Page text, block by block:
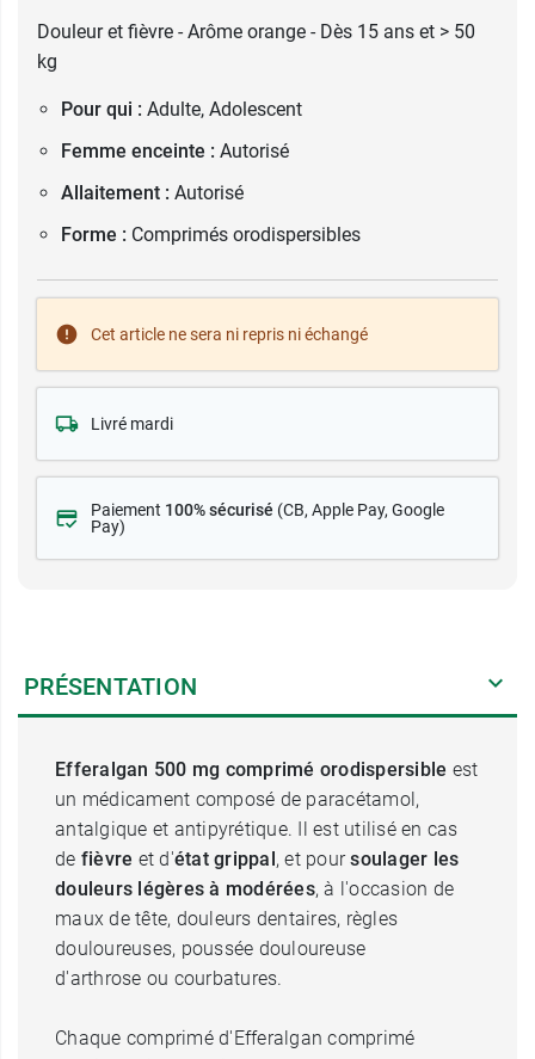
Douleur et fièvre - Arôme orange - Dès 15 ans et > 50
kg
Pour qui : Adulte, Adolescent
Femme enceinte : Autorisé
Allaitement : Autorisé
Forme : Comprimés orodispersibles
Cet article ne sera ni repris ni échangé
Livré mardi
Paiement 100% sécurisé (CB, Apple Pay, Google
Pay)
PRÉSENTATION
Efferalgan 500 mg comprimé orodispersible est
un médicament composé de paracétamol,
antalgique et antipyrétique. Il est utilisé en cas
de fièvre et d'état grippal, et poursoulager les
douleurs légères à modérées, à l'occasion de
maux de tête, douleurs dentaires, règles
douloureuses, poussée douloureuse
d'arthrose ou courbatures.
Chaque comprimé d'Efferalgan comprimé